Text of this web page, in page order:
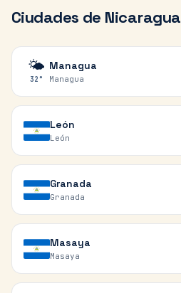
Ciudades de Nicaragua
🌤️
32°
Managua
Managua
León
León
Granada
Granada
Masaya
Masaya